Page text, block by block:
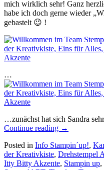
mich wirklich sehr! Ganz
habe ich doch gerne wieder
gebastelt 😉 !
…
…zunächst hat sich Sandra
Continue reading „Willkommen
Team
StempelArt
–
→
Posted in Info Stampin´up!,
der Kreativkiste, Drehstempel
Itty Bitty Akzente, Stampin up,